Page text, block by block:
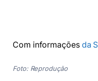
Com informações da
Foto: Reprodução